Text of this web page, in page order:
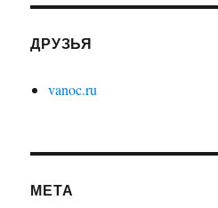
ДРУЗЬЯ
vanoc.ru
МЕТА